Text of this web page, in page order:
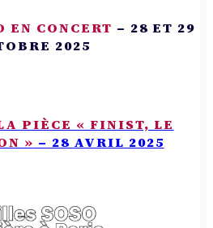
EN CONCERT – 28 ET 29
2025
PIÈCE « FINIST, LE
» – 28 AVRIL 2025